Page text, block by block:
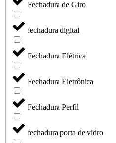
Fechadura de Giro
fechadura digital
Fechadura Elétrica
Fechadura Eletrônica
Fechadura Perfil
fechadura porta de vidro